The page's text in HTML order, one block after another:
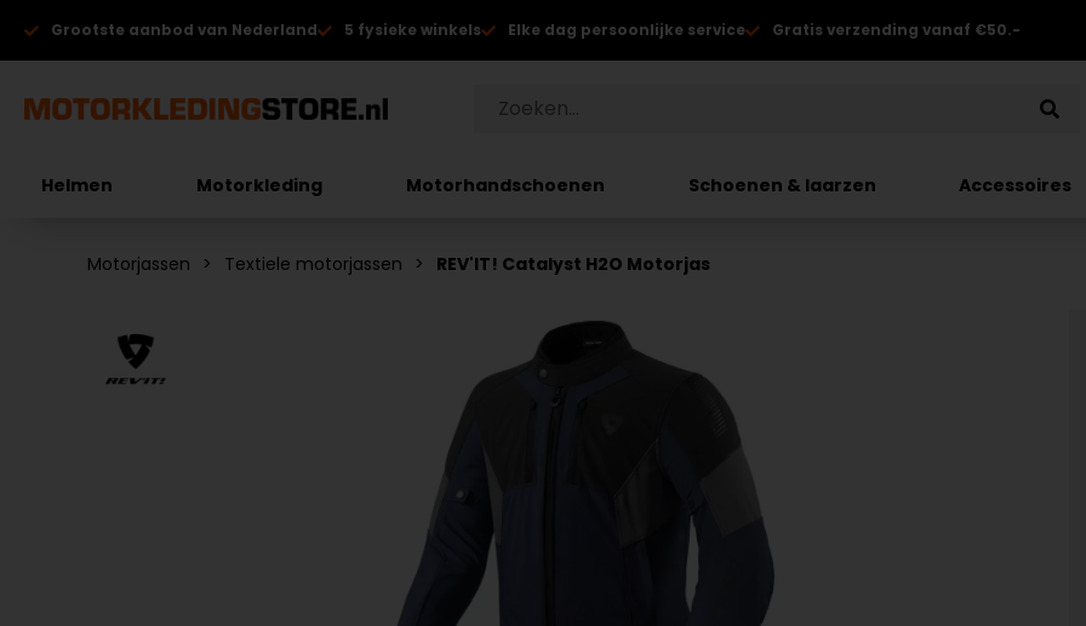
Grootste aanbod van Nederland 5 fysieke winkels Elke dag persoonlijke service Gratis verzending vanaf €50.-
Helmen Motorkleding Motorhandschoenen Schoenen & laarzen Accessoires
Motorjassen Textiele motorjassen REV'IT! Catalyst H2O Motorjas